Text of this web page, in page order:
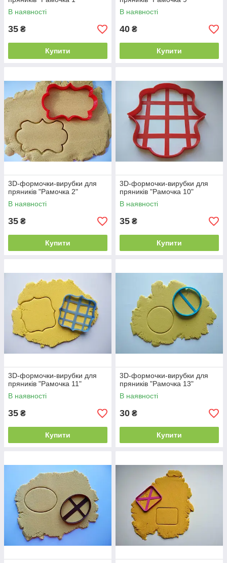
В наявності
35 ₴
Купити
В наявності
40 ₴
Купити
3D-формочки-вирубки для
пряників "Рамочка 2"
В наявності
35 ₴
Купити
3D-формочки-вирубки для
пряників "Рамочка 10"
В наявності
35 ₴
Купити
3D-формочки-вирубки для
пряників "Рамочка 11"
В наявності
35 ₴
Купити
3D-формочки-вирубки для
пряників "Рамочка 13"
В наявності
30 ₴
Купити